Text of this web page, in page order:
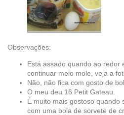
Observações:
Está assado quando ao redor
continuar meio mole, veja a
Não, não fica com gosto de
O meu deu 16 Petit Gateau.
É muito mais gostoso quando
com uma bola de sorvete de